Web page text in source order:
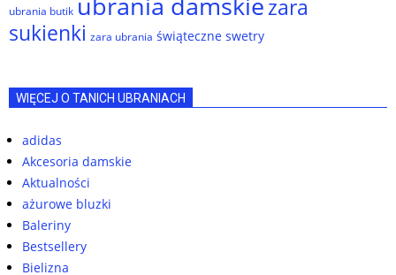
ubrania butik
zara
sukienki zara ubrania świąteczne swetry
WIĘCEJ O TANICH UBRANIACH
adidas
Akcesoria damskie
Aktualności
ażurowe bluzki
Baleriny
Bestsellery
Bielizna